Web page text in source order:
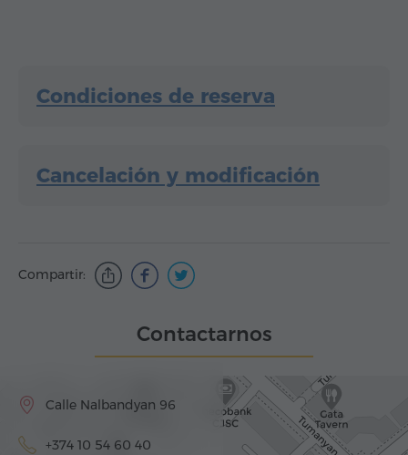
Condiciones de reserva
Cancelación y modificación
Compartir:
Contactarnos
Calle Nalbandyan 96
+374 10 54 60 40